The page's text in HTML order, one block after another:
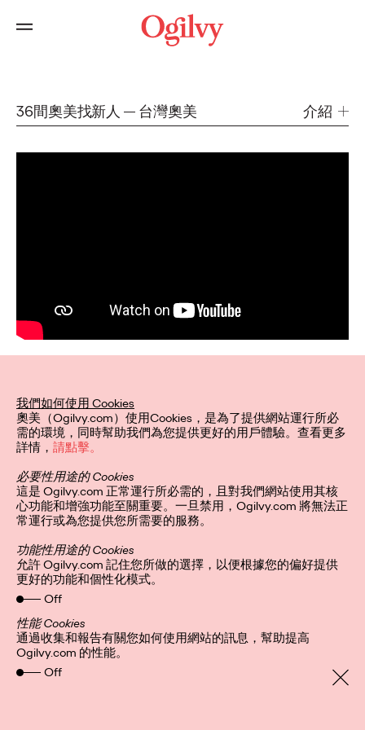
36間奧美找新人 台灣奧美 介紹
隱私聲明
Cookies
全球網站
我們如何使用 Cookies
奧美（Ogilvy.com）使用Cookies，是為了提供網站運行所必
需的環境，同時幫助我們為您提供更好的用戶體驗。查看更多
詳情， 請點擊。
必要性用途的 Cookies
這是 Ogilvy.com 正常運行所必需的，且對我們網站使用其核
心功能和增強功能至關重要。一旦禁用，Ogilvy.com 將無法正
常運行或為您提供您所需要的服務。
功能性用途的 Cookies
允許 Ogilvy.com 記住您所做的選擇，以便根據您的偏好提供
更好的功能和個性化模式。
Off
性能 Cookies
通過收集和報告有關您如何使用網站的訊息，幫助提高
Ogilvy.com 的性能。
Off